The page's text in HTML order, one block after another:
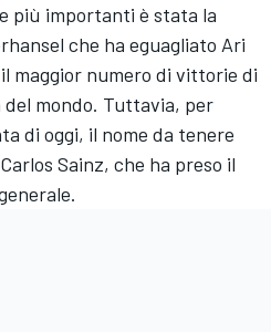
più importanti è stata la
che ha eguagliato Ari
maggior numero di vittorie di
mondo. Tuttavia, per
di oggi, il nome da tenere
Sainz, che ha preso il